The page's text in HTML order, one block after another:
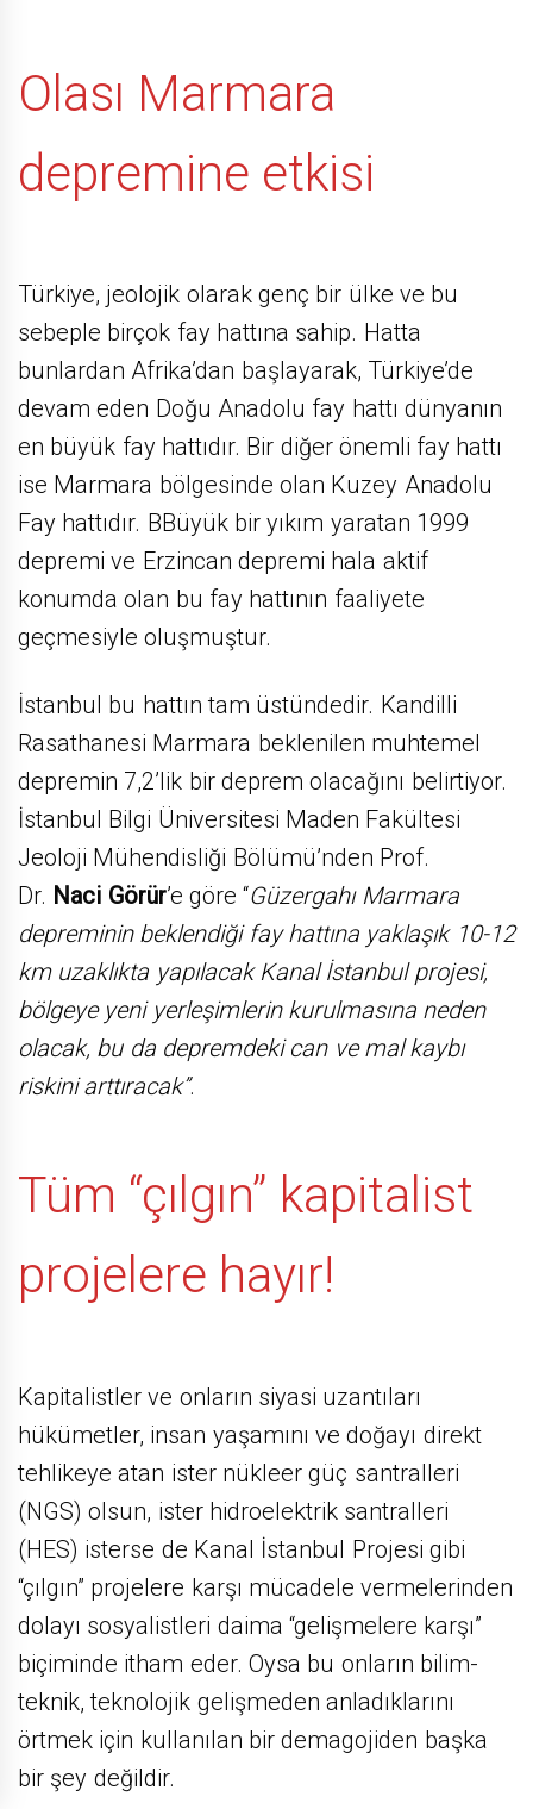
Olası Marmara
depremine etkisi
Türkiye, jeolojik olarak genç bir ülke ve bu
sebeple birçok fay hattına sahip. Hatta
bunlardan Afrika’dan başlayarak, Türkiye’de
devam eden Doğu Anadolu fay hattı dünyanın
en büyük fay hattıdır. Bir diğer önemli fay hattı
ise Marmara bölgesinde olan Kuzey Anadolu
Fay hattıdır. BBüyük bir yıkım yaratan 1999
depremi ve Erzincan depremi hala aktif
konumda olan bu fay hattının faaliyete
geçmesiyle oluşmuştur.
İstanbul bu hattın tam üstündedir. Kandilli
Rasathanesi Marmara beklenilen muhtemel
depremin 7,2’lik bir deprem olacağını belirtiyor.
İstanbul Bilgi Üniversitesi Maden Fakültesi
Jeoloji Mühendisliği Bölümü’nden Prof.
Dr. Naci Görür’e göre “Güzergahı Marmara
depreminin beklendiği fay hattına yaklaşık 10-12
km uzaklıkta yapılacak Kanal İstanbul projesi,
bölgeye yeni yerleşimlerin kurulmasına neden
olacak, bu da depremdeki can ve mal kaybı
riskini arttıracak”.
Tüm “çılgın” kapitalist
projelere hayır!
Kapitalistler ve onların siyasi uzantıları
hükümetler, insan yaşamını ve doğayı direkt
tehlikeye atan ister nükleer güç santralleri
(NGS) olsun, ister hidroelektrik santralleri
(HES) isterse de Kanal İstanbul Projesi gibi
“çılgın” projelere karşı mücadele vermelerinden
dolayı sosyalistleri daima “gelişmelere karşı”
biçiminde itham eder. Oysa bu onların bilim-
teknik, teknolojik gelişmeden anladıklarını
örtmek için kullanılan bir demagojiden başka
bir şey değildir.